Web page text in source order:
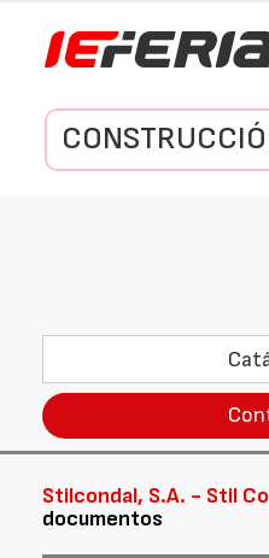
Stilcondal, S.A. - Stil
documentos